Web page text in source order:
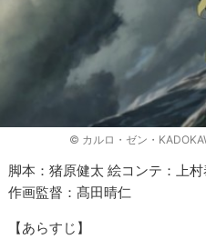
© カルロ・ゼン・
脚本：猪原健太 絵コンテ：上
作画監督：髙田晴仁
【あらすじ】